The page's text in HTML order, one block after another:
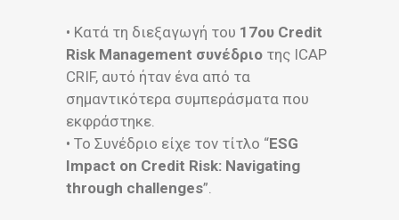
• Κατά τη διεξαγωγή του 17oυ Credit
Risk Management συνέδριο της ICAP
CRIF, αυτό ήταν ένα από τα
σημαντικότερα συμπεράσματα που
εκφράστηκε.
• Το Συνέδριο είχε τον τίτλο “ESG
Impact on Credit Risk: Navigating
through challenges”.